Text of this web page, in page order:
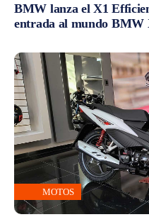
BMW lanza el X1
entrada al mundo BMW
MOTOS